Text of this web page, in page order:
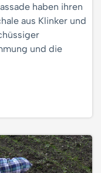
haben ihren
aus Klinker und
und die